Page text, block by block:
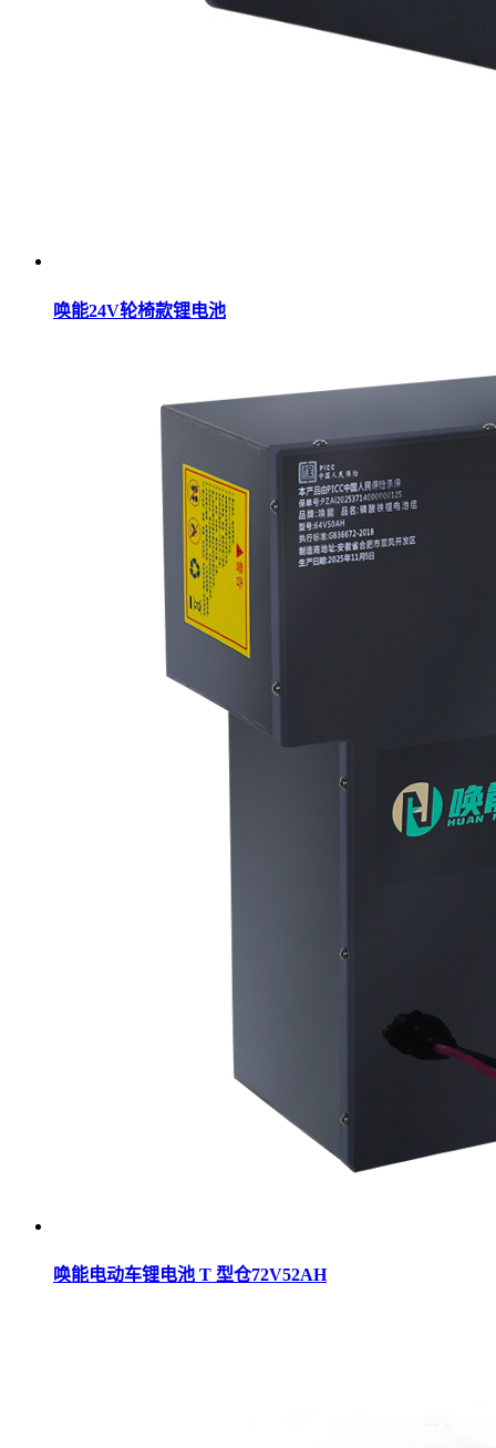
唤能24V轮椅款锂电池
唤能电动车锂电池 T 型仓72V52AH